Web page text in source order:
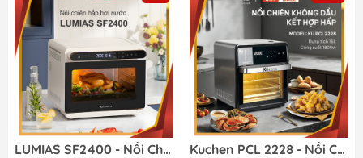
LUMIAS SF2400 - Nồi Chiên Không Dầu 2026
Kuchen PCL 2228 - Nồi Chiên Không Dầu Kết Hợp Hấp 2026